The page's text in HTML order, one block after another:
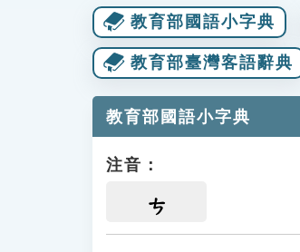
教育部國語小字典
教育部臺灣客語辭典
教育部國語小字典
注音：
ㄘ